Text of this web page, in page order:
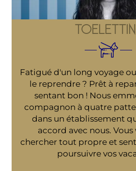
Fatigué d'un long voyage
le reprendre ? Prêt à
sentant bon ! Nous
compagnon à quatre
dans un établissement
accord avec nous.
chercher tout propre et
poursuivre vos